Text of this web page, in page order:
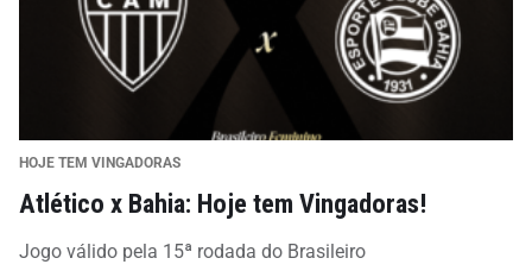
HOJE TEM VINGADORAS
Atlético x Bahia: Hoje tem Vingadoras!
Jogo válido pela 15ª rodada do Brasileiro